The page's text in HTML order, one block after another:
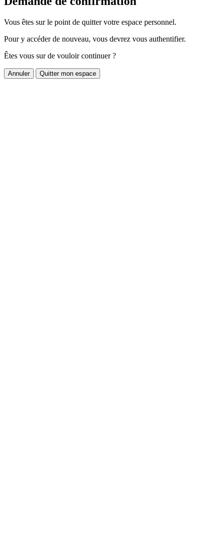
Vous êtes sur le point de quitter votre espace personnel.
Pour y accéder de nouveau, vous devrez vous authentifier.
Êtes vous sur de vouloir continuer ?
Annuler Quitter mon espace